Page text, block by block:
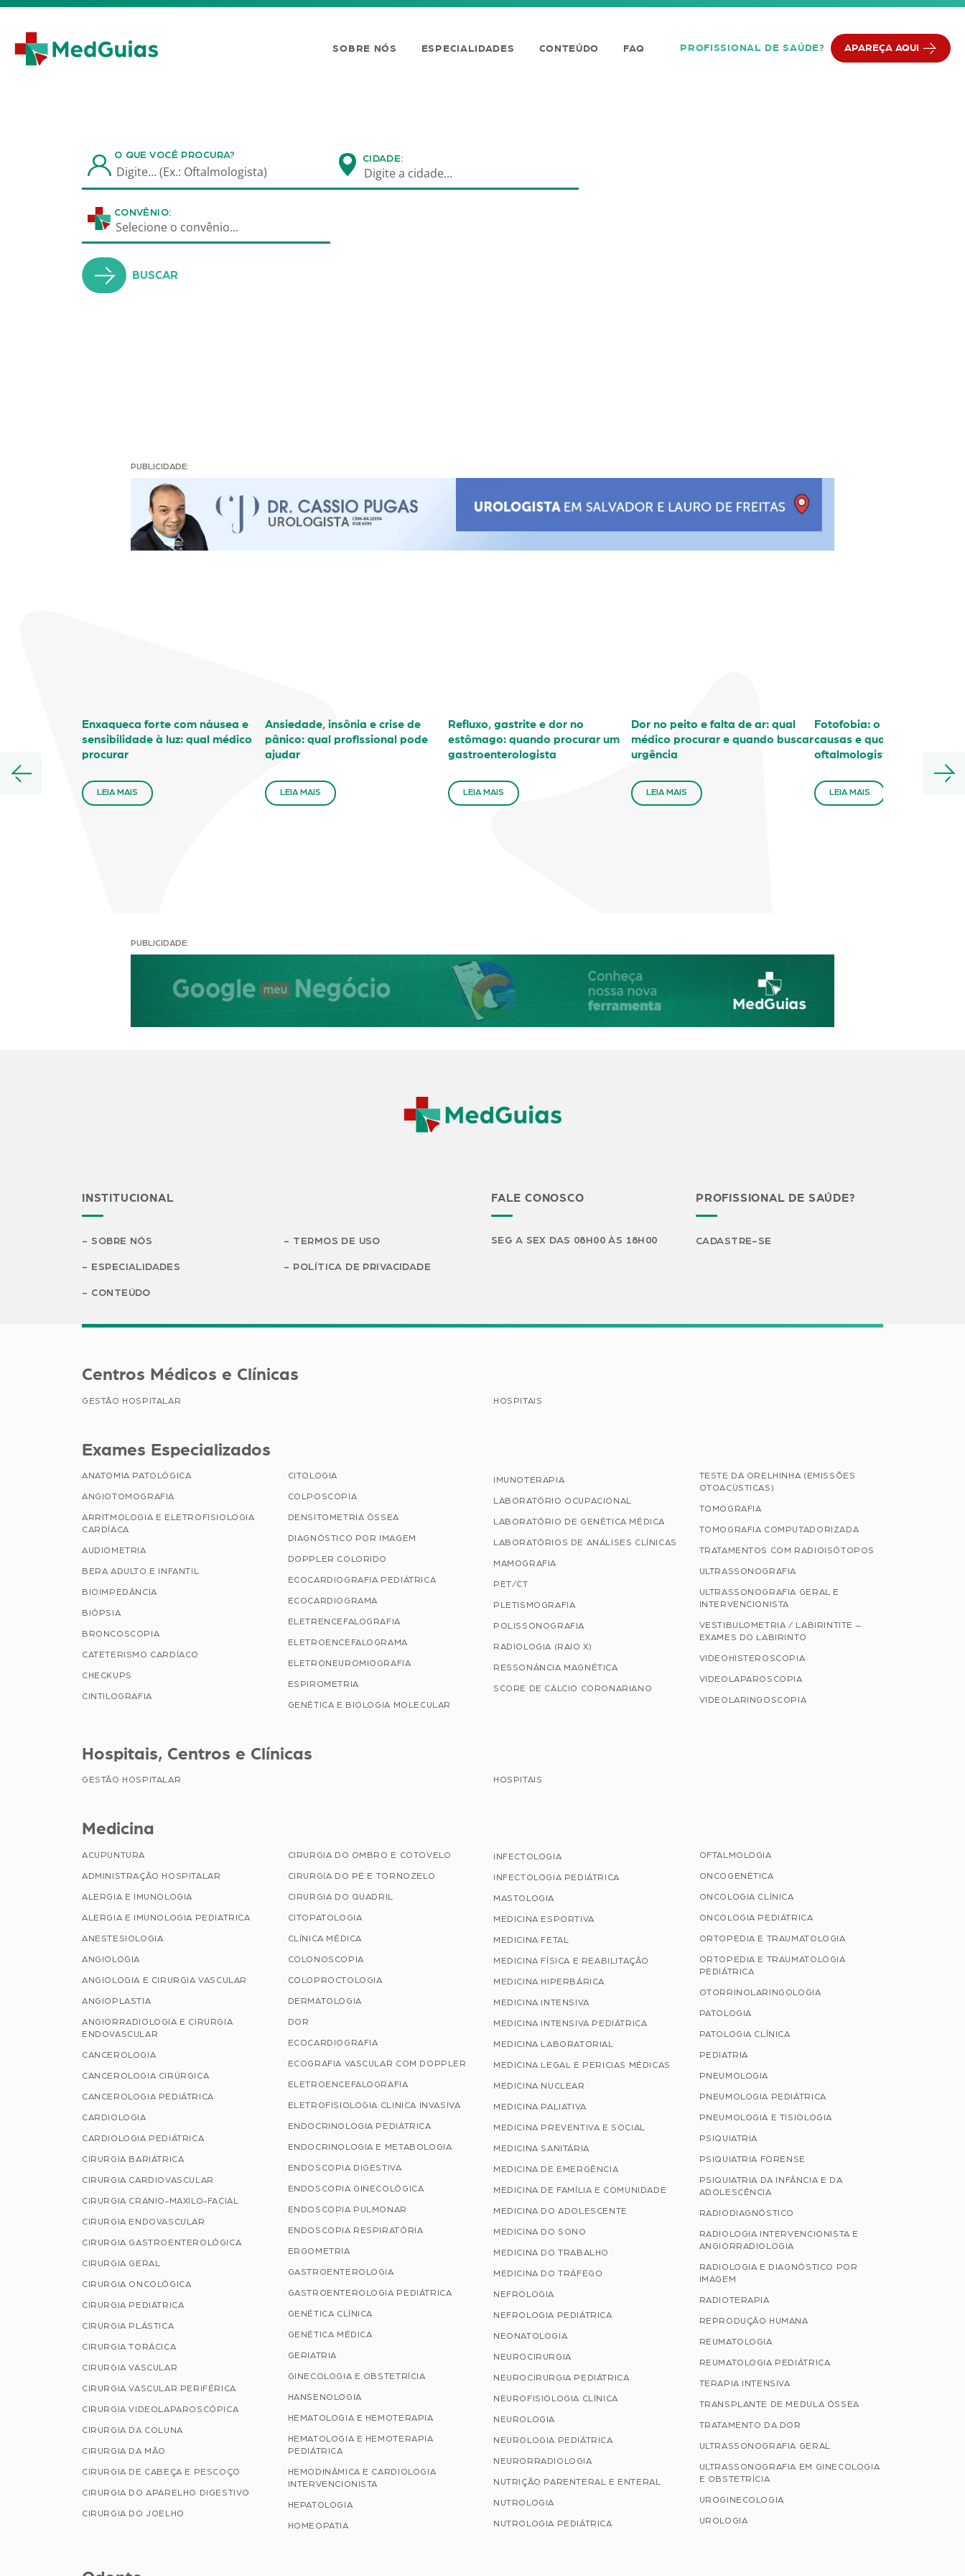
Ir para o conteúdo
SOBRE NÓS ESPECIALIDADES CONTEÚDO FAQ PROFISSIONAL DE SAÚDE? APAREÇA AQUI
O QUE VOCÊ PROCURA? CIDADE:
Digite a cidade...
CONVÊNIO:
Selecione o convênio...
BUSCAR
PUBLICIDADE:
Enxaqueca forte com náusea e
sensibilidade à luz: qual médico
procurar
LEIA MAIS
Ansiedade, insônia e crise de
pânico: qual profissional pode
ajudar
LEIA MAIS
Refluxo, gastrite e dor no
estômago: quando procurar um
gastroenterologista
LEIA MAIS
Dor no peito e falta de ar: qual
médico procurar e quando buscar
urgência
LEIA MAIS
Fotofobia: o que é,
causas e quando procurar
oftalmologista
LEIA MAIS
PUBLICIDADE:
INSTITUCIONAL
SOBRE NÓS
ESPECIALIDADES
CONTEÚDO
TERMOS DE USO
POLÍTICA DE PRIVACIDADE
FALE CONOSCO
SEG A SEX DAS 08H00 ÀS 18H00
PROFISSIONAL DE SAÚDE?
CADASTRE-SE
Centros Médicos e Clínicas
GESTÃO HOSPITALAR HOSPITAIS
Exames Especializados
ANATOMIA PATOLÓGICA
ANGIOTOMOGRAFIA
ARRITMOLOGIA E ELETROFISIOLOGIA
CARDÍACA
AUDIOMETRIA
BERA ADULTO E INFANTIL
BIOIMPEDÂNCIA
BIÓPSIA
BRONCOSCOPIA
CATETERISMO CARDÍACO
CHECKUPS
CINTILOGRAFIA
CITOLOGIA
COLPOSCOPIA
DENSITOMETRIA ÓSSEA
DIAGNÓSTICO POR IMAGEM
DOPPLER COLORIDO
ECOCARDIOGRAFIA PEDIÁTRICA
ECOCARDIOGRAMA
ELETRENCEFALOGRAFIA
ELETROENCEFALOGRAMA
ELETRONEUROMIOGRAFIA
ESPIROMETRIA
GENÉTICA E BIOLOGIA MOLECULAR
IMUNOTERAPIA
LABORATÓRIO OCUPACIONAL
LABORATÓRIO DE GENÉTICA MÉDICA
LABORATÓRIOS DE ANÁLISES CLÍNICAS
MAMOGRAFIA
PET/CT
PLETISMOGRAFIA
POLISSONOGRAFIA
RADIOLOGIA (RAIO X)
RESSONÂNCIA MAGNÉTICA
SCORE DE CÁLCIO CORONARIANO
TESTE DA ORELHINHA (EMISSÕES
OTOACÚSTICAS)
TOMOGRAFIA
TOMOGRAFIA COMPUTADORIZADA
TRATAMENTOS COM RADIOISÓTOPOS
ULTRASSONOGRAFIA
ULTRASSONOGRAFIA GERAL E
INTERVENCIONISTA
VESTIBULOMETRIA / LABIRINTITE –
EXAMES DO LABIRINTO
VIDEOHISTEROSCOPIA
VIDEOLAPAROSCOPIA
VIDEOLARINGOSCOPIA
Hospitais, Centros e Clínicas
GESTÃO HOSPITALAR HOSPITAIS
Medicina
ACUPUNTURA
ADMINISTRAÇÃO HOSPITALAR
ALERGIA E IMUNOLOGIA
ALERGIA E IMUNOLOGIA PEDIATRICA
ANESTESIOLOGIA
ANGIOLOGIA
ANGIOLOGIA E CIRURGIA VASCULAR
ANGIOPLASTIA
ANGIORRADIOLOGIA E CIRURGIA
ENDOVASCULAR
CANCEROLOGIA
CANCEROLOGIA CIRÚRGICA
CANCEROLOGIA PEDIÁTRICA
CARDIOLOGIA
CARDIOLOGIA PEDIÁTRICA
CIRURGIA BARIÁTRICA
CIRURGIA CARDIOVASCULAR
CIRURGIA CRANIO-MAXILO-FACIAL
CIRURGIA ENDOVASCULAR
CIRURGIA GASTROENTEROLÓGICA
CIRURGIA GERAL
CIRURGIA ONCOLÓGICA
CIRURGIA PEDIÁTRICA
CIRURGIA PLÁSTICA
CIRURGIA TORÁCICA
CIRURGIA VASCULAR
CIRURGIA VASCULAR PERIFÉRICA
CIRURGIA VIDEOLAPAROSCÓPICA
CIRURGIA DA COLUNA
CIRURGIA DA MÃO
CIRURGIA DE CABEÇA E PESCOÇO
CIRURGIA DO APARELHO DIGESTIVO
CIRURGIA DO JOELHO
CIRURGIA DO OMBRO E COTOVELO
CIRURGIA DO PÉ E TORNOZELO
CIRURGIA DO QUADRIL
CITOPATOLOGIA
CLÍNICA MÉDICA
COLONOSCOPIA
COLOPROCTOLOGIA
DERMATOLOGIA
DOR
ECOCARDIOGRAFIA
ECOGRAFIA VASCULAR COM DOPPLER
ELETROENCEFALOGRAFIA
ELETROFISIOLOGIA CLINICA INVASIVA
ENDOCRINOLOGIA PEDIÁTRICA
ENDOCRINOLOGIA E METABOLOGIA
ENDOSCOPIA DIGESTIVA
ENDOSCOPIA GINECOLÓGICA
ENDOSCOPIA PULMONAR
ENDOSCOPIA RESPIRATÓRIA
ERGOMETRIA
GASTROENTEROLOGIA
GASTROENTEROLOGIA PEDIÁTRICA
GENÉTICA CLÍNICA
GENÉTICA MÉDICA
GERIATRIA
GINECOLOGIA E OBSTETRÍCIA
HANSENOLOGIA
HEMATOLOGIA E HEMOTERAPIA
HEMATOLOGIA E HEMOTERAPIA
PEDIÁTRICA
HEMODINÂMICA E CARDIOLOGIA
INTERVENCIONISTA
HEPATOLOGIA
HOMEOPATIA
INFECTOLOGIA
INFECTOLOGIA PEDIÁTRICA
MASTOLOGIA
MEDICINA ESPORTIVA
MEDICINA FETAL
MEDICINA FÍSICA E REABILITAÇÃO
MEDICINA HIPERBÁRICA
MEDICINA INTENSIVA
MEDICINA INTENSIVA PEDIÁTRICA
MEDICINA LABORATORIAL
MEDICINA LEGAL E PERICIAS MÉDICAS
MEDICINA NUCLEAR
MEDICINA PALIATIVA
MEDICINA PREVENTIVA E SOCIAL
MEDICINA SANITÁRIA
MEDICINA DE EMERGÊNCIA
MEDICINA DE FAMÍLIA E COMUNIDADE
MEDICINA DO ADOLESCENTE
MEDICINA DO SONO
MEDICINA DO TRABALHO
MEDICINA DO TRÁFEGO
NEFROLOGIA
NEFROLOGIA PEDIÁTRICA
NEONATOLOGIA
NEUROCIRURGIA
NEUROCIRURGIA PEDIÁTRICA
NEUROFISIOLOGIA CLÍNICA
NEUROLOGIA
NEUROLOGIA PEDIÁTRICA
NEURORRADIOLOGIA
NUTRIÇÃO PARENTERAL E ENTERAL
NUTROLOGIA
NUTROLOGIA PEDIÁTRICA
OFTALMOLOGIA
ONCOGENÉTICA
ONCOLOGIA CLÍNICA
ONCOLOGIA PEDIÁTRICA
ORTOPEDIA E TRAUMATOLOGIA
ORTOPEDIA E TRAUMATOLOGIA
PEDIÁTRICA
OTORRINOLARINGOLOGIA
PATOLOGIA
PATOLOGIA CLÍNICA
PEDIATRIA
PNEUMOLOGIA
PNEUMOLOGIA PEDIÁTRICA
PNEUMOLOGIA E TISIOLOGIA
PSIQUIATRIA
PSIQUIATRIA FORENSE
PSIQUIATRIA DA INFÂNCIA E DA
ADOLESCÊNCIA
RADIODIAGNÓSTICO
RADIOLOGIA INTERVENCIONISTA E
ANGIORRADIOLOGIA
RADIOLOGIA E DIAGNÓSTICO POR
IMAGEM
RADIOTERAPIA
REPRODUÇÃO HUMANA
REUMATOLOGIA
REUMATOLOGIA PEDIÁTRICA
TERAPIA INTENSIVA
TRANSPLANTE DE MEDULA ÓSSEA
TRATAMENTO DA DOR
ULTRASSONOGRAFIA GERAL
ULTRASSONOGRAFIA EM GINECOLOGIA
E OBSTETRÍCIA
UROGINECOLOGIA
UROLOGIA